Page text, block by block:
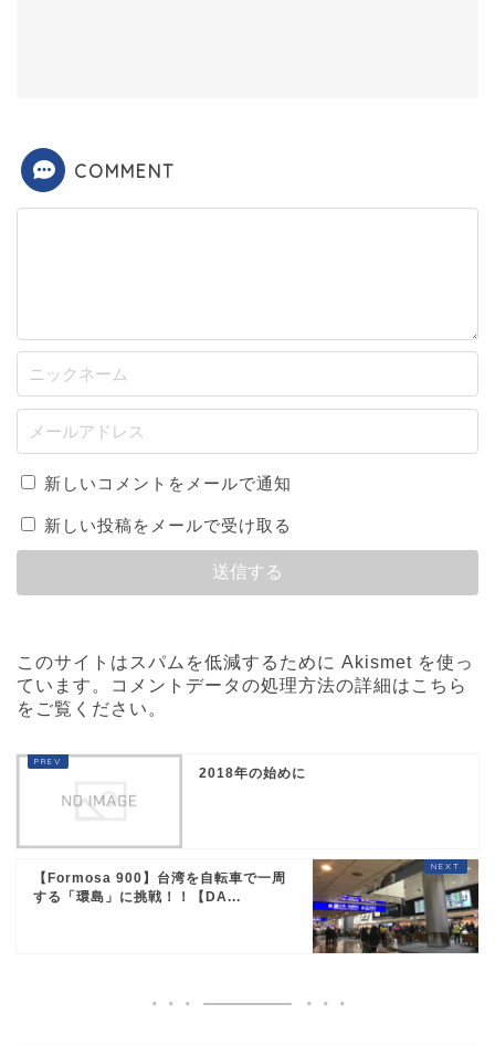
COMMENT
新しいコメントをメールで通知
新しい投稿をメールで受け取る
このサイトはスパムを低減するために Akismet を使っ
ています。
コメントデータの処理方法の詳細はこちら
をご覧ください 。
2018年の始めに
【Formosa 900】台湾を自転車で一周
する「環島」に挑戦！！【DA...